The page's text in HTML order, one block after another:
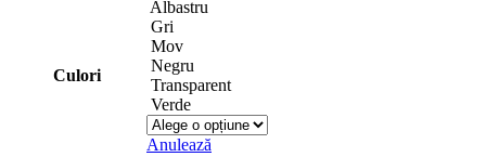
Culori
Albastru
Gri
Mov
Negru
Transparent
Verde
Anulează